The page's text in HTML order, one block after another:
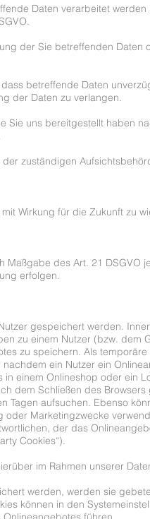
Daten verarbeitet
der Sie betreffenden
betreffende Daten
der Daten zu verlangen.
uns bereitgestellt haben
zuständigen
Wirkung für die Zukunft zu
des Art. 21 DSGVO
erfolgen.
gespeichert werden.
zu einem Nutzer (bzw. dem
zu speichern. Als temporäre
ein Nutzer ein
einem Onlineshop oder ein
dem Schließen des
aufsuchen. Ebenso
Marketingzwecke
der das
Cookies“).
im Rahmen unserer
werden, werden sie
können in den